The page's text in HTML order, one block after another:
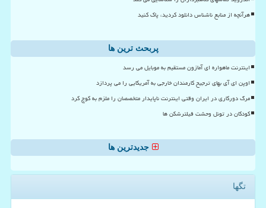
هرآنچه از منابع ناشناس دانلود کردید، پاک کنید
پربحث ترین ها
اینترنت ماهواره ای آمازون مستقیم به موبایل می رسد
اوپن ای آی بهای ترجیح کارمندان خارجی به آمریکایی را می پردازد
مرگ دورکاری در ایران وقتی اینترنت ناپایدار متخصصان را ملزم به کوچ کرد
کودکان در تونل وحشت فیلترشکن ها
جدیدترین ها
تگها